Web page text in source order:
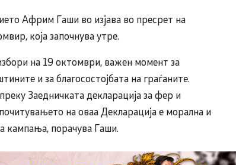
Африм Гаши во изјава во пресрет на
која започнува утре.
на 19 октомври, важен момент за
и за благосостојбата на граѓаните.
Заедничката декларација за фер и
на оваа Декларација е морална и
кампања, порачува Гаши.